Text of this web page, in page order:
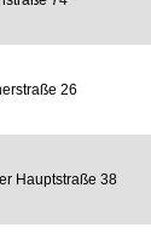
26
Hauptstraße 38